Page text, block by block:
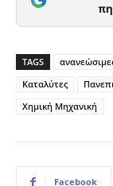
TAGS
Καταλύτες
Χημική Μηχανική
Facebook